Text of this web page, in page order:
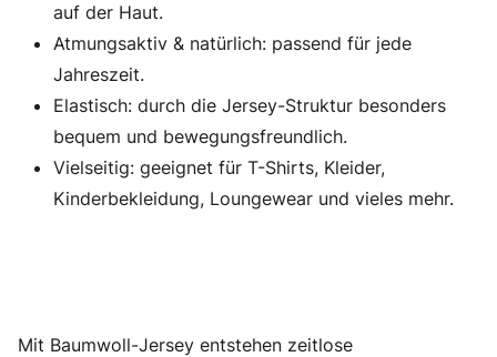
auf der Haut.
Atmungsaktiv & natürlich: passend für jede
Jahreszeit.
Elastisch: durch die Jersey-Struktur besonders
bequem und bewegungsfreundlich.
Vielseitig: geeignet für T-Shirts, Kleider,
Kinderbekleidung, Loungewear und vieles mehr.
Mit Baumwoll-Jersey entstehen zeitlose